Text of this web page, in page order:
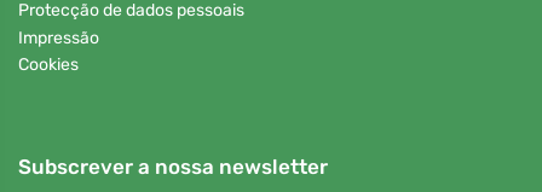
Protecção de dados pessoais
Impressão
Cookies
Subscrever a nossa newsletter